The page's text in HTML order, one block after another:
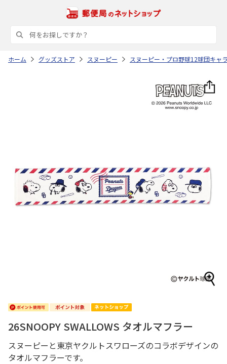
ホーム グッズストア スヌーピー スヌーピー・プロ野球12球団キャ
26SNOOPY SWALLOWS タオルマフラー
スヌーピーと東京ヤクルトスワローズのコラボデザインの
タオルマフラーです。